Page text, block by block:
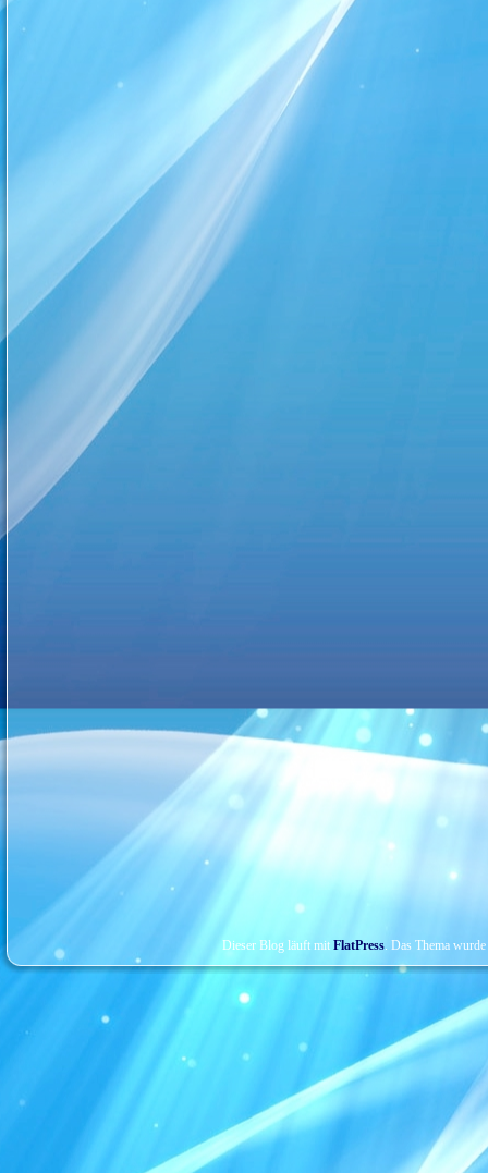
Dieser Blog läuft mit FlatPress. Das Thema